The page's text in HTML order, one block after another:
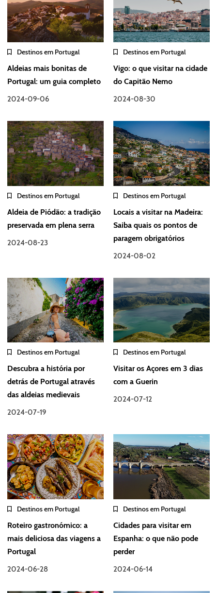
Destinos em Portugal
Aldeias mais bonitas de
Portugal: um guia completo
2024-09-06
Destinos em Portugal
Vigo: o que visitar na cidade
do Capitão Nemo
2024-08-30
Destinos em Portugal
Aldeia de Piódão: a tradição
preservada em plena serra
2024-08-23
Destinos em Portugal
Locais a visitar na Madeira:
Saiba quais os pontos de
paragem obrigatórios
2024-08-02
Destinos em Portugal
Descubra a história por
detrás de Portugal através
das aldeias medievais
2024-07-19
Destinos em Portugal
Visitar os Açores em 3 dias
com a Guerin
2024-07-12
Destinos em Portugal
Roteiro gastronómico: a
mais deliciosa das viagens a
Portugal
2024-06-28
Destinos em Portugal
Cidades para visitar em
Espanha: o que não pode
perder
2024-06-14